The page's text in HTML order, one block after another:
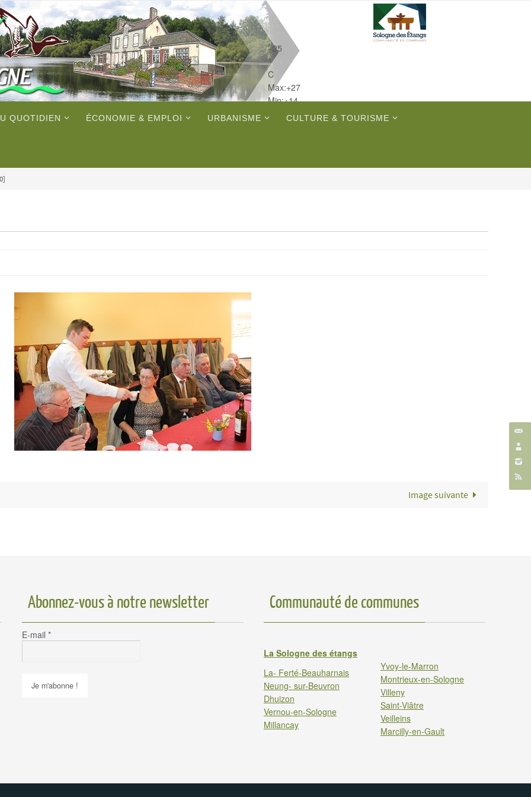
+25
°
C
Max:+27
Min:+14
QUOTIDIEN ÉCONOMIE & EMPLOI URBANISME CULTURE & TOURISME
Image suivante
Abonnez-vous à notre newsletter
E-mail *
Communauté de communes
La Sologne des étangs
La- Ferté-Beauharnais
Neung- sur-Beuvron
Dhuizon
Vernou-en-Sologne
Millancay
Yvoy-le-Marron
Montrieux-en-Sologne
Villeny
Saint-Viâtre
Veilleins
Marcilly-en-Gault